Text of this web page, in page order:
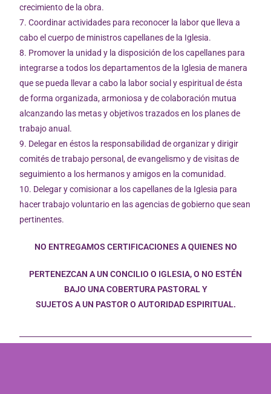
crecimiento de la obra.
7. Coordinar actividades para reconocer la labor que lleva a
cabo el cuerpo de ministros capellanes de la Iglesia.
8. Promover la unidad y la disposición de los capellanes para
integrarse a todos los departamentos de la Iglesia de manera
que se pueda llevar a cabo la labor social y espiritual de ésta
de forma organizada, armoniosa y de colaboración mutua
alcanzando las metas y objetivos trazados en los planes de
trabajo anual.
9. Delegar en éstos la responsabilidad de organizar y dirigir
comités de trabajo personal, de evangelismo y de visitas de
seguimiento a los hermanos y amigos en la comunidad.
10. Delegar y comisionar a los capellanes de la Iglesia para
hacer trabajo voluntario en las agencias de gobierno que sean
pertinentes.
NO ENTREGAMOS CERTIFICACIONES A QUIENES NO
PERTENEZCAN A UN CONCILIO O IGLESIA, O NO ESTÉN
BAJO UNA COBERTURA PASTORAL Y
SUJETOS A UN PASTOR O AUTORIDAD ESPIRITUAL.